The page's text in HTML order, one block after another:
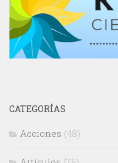
CATEGORÍAS
Acciones (48)